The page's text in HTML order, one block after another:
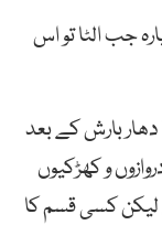
جب الٹا تو اس
دھار بارش کے بعد
و کھڑکیوں
لیکن کسی قسم کا